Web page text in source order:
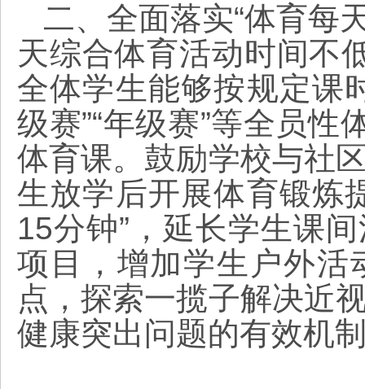
二、全面落实“体育每
天综合体育活动时间不
全体学生能够按规定课
级赛”“年级赛”等全员性
体育课。鼓励学校与社
生放学后开展体育锻炼
15分钟”，延长学生课
项目，增加学生户外活
点，探索一揽子解决近
健康突出问题的有效机